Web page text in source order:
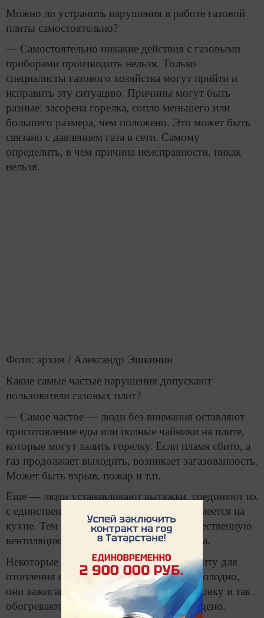
Можно ли устранить нарушения в работе газовой
плиты самостоятельно?
— Самостоятельно никакие действия с газовыми
приборами производить нельзя. Только
специалисты газового хозяйства могут прийти и
исправить эту ситуацию. Причины могут быть
разные: засорена горелка, сопло меньшего или
большего размера, чем положено. Это может быть
связано с давлением газа в сети. Самому
определить, в чем причина неисправности, никак
нельзя.
Фото: архив / Александр Эшкинин
Какие самые частые нарушения допускают
пользователи газовых плит?
— Самое частое — люди без внимания оставляют
приготовление еды или полные чайники на плите,
которые могут залить горелку. Если пламя сбито, а
газ продолжает выходить, возникает загазованность.
Может быть взрыв, пожар и т.п.
Еще — люди устанавливают вытяжки, соединяют их
с единственным вентканалом, который имеется на
кухне. Тем самым жильцы нарушают естественную
вентиляцию, которая была предусмотрена.
Некоторые люди используют газовую плиту для
отопления своей квартиры. Если зимой холодно,
они зажигают все горелки, зажигают духовку и так
обогревают помещение. Это тоже запрещено.